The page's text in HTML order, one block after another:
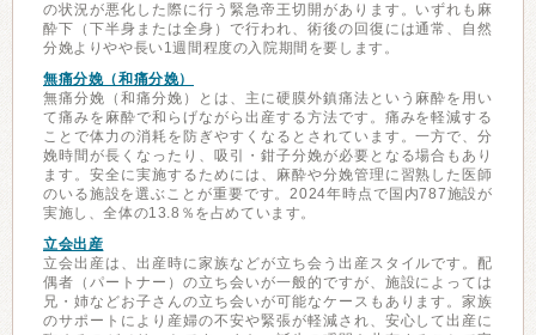
の状況が悪化した際に行う緊急帝王切開があります。いずれも麻
酔下（下半身または全身）で行われ、術後の回復には通常、自然
分娩よりやや長い1週間程度の入院期間を要します。
無痛分娩（和痛分娩）
無痛分娩（和痛分娩）とは、主に硬膜外鎮痛法という麻酔を用い
て痛みを麻酔で和らげながら出産する方法です。痛みを軽減する
ことで体力の消耗を防ぎやすくなるとされています。一方で、分
娩時間が長くなったり、吸引・鉗子分娩が必要となる場合もあり
ます。安全に実施するためには、麻酔や分娩管理に習熟した医師
のいる施設を選ぶことが重要です。2024年時点で国内787施設が
実施し、全体の13.8％を占めています。
立会出産
立会出産は、出産時に家族などが立ち会う出産スタイルです。配
偶者（パートナー）の立ち会いが一般的ですが、施設によっては
兄・姉などお子さんの立ち会いが可能なケースもあります。家族
のサポートにより産婦の不安や緊張が軽減され、安心して出産に